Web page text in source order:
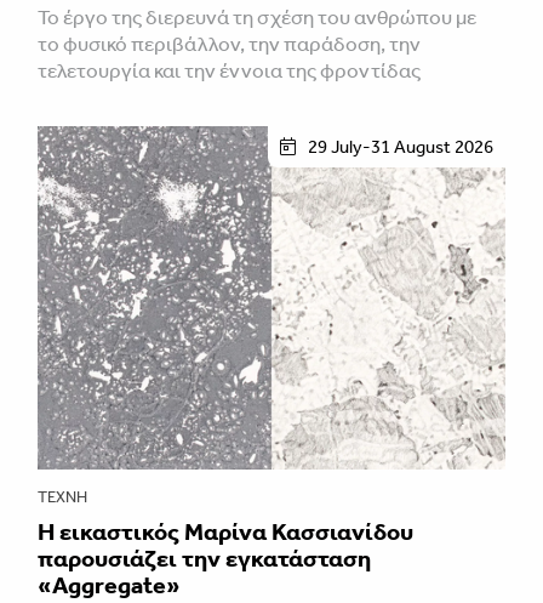
Το έργο της διερευνά τη σχέση του ανθρώπου με
το φυσικό περιβάλλον, την παράδοση, την
τελετουργία και την έννοια της φροντίδας
29 July-31 August 2026
ΤΈΧΝΗ
Η εικαστικός Μαρίνα Κασσιανίδου
παρουσιάζει την εγκατάσταση
«Aggregate»